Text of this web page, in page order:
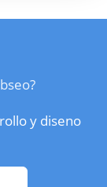
y diseno